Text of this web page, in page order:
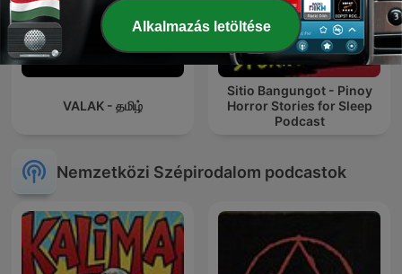
VALAK - தமிழ்
Sitio Bangungot - Pinoy
Horror Stories for Sleep
Podcast
Nemzetközi Szépirodalom podcastok
Alkalmazás letöltése